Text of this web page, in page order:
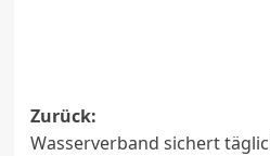
Zurück:
Wasserverband sichert